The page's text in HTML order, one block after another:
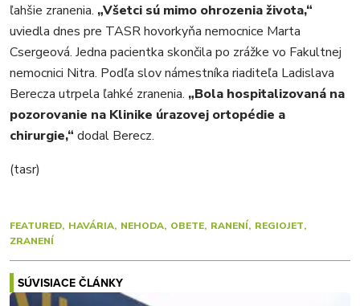
ľahšie zranenia. „Všetci sú mimo ohrozenia života,“
uviedla dnes pre TASR hovorkyňa nemocnice Marta
Csergeová. Jedna pacientka skončila po zrážke vo Fakultnej
nemocnici Nitra. Podľa slov námestníka riaditeľa Ladislava
Berecza utrpela ľahké zranenia. „Bola hospitalizovaná na
pozorovanie na Klinike úrazovej ortopédie a
chirurgie,“ dodal Berecz.
(tasr)
FEATURED HAVÁRIA NEHODA OBETE RANENÍ
REGIOJET
ZRANENÍ
SÚVISIACE ČLÁNKY